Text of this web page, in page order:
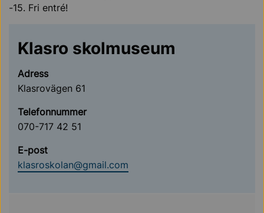
-15. Fri entré!
Klasro skolmuseum
Adress
Klasrovägen 61
Telefonnummer
070-717 42 51
E-post
klasroskolan@gmail.com